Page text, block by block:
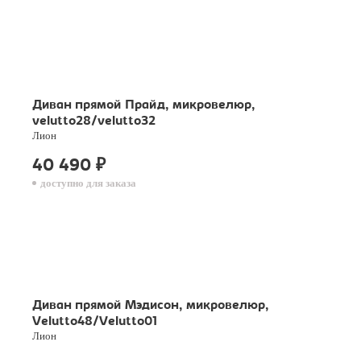
Диван прямой Прайд, микровелюр,
velutto28/velutto32
Лион
40 490 ₽
доступно для заказа
Диван прямой Мэдисон, микровелюр,
Velutto48/Velutto01
Лион